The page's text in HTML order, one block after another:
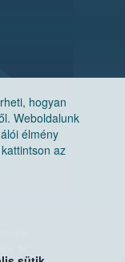
hogyan
Weboldalunk
élmény
az